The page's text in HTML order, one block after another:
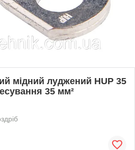
мідний луджений HUP 35
35 мм²